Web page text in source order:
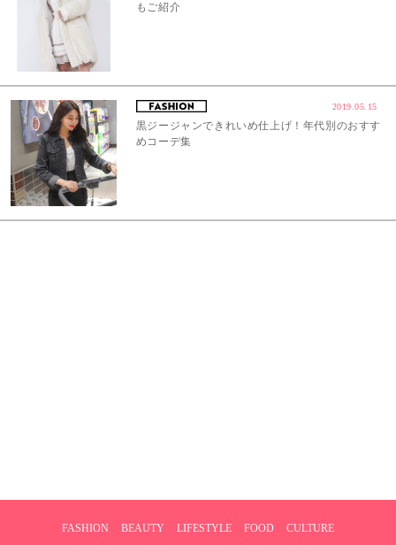
もご紹介
2019.05.15
黒ジージャンできれいめ仕上げ！年代別のおすす
めコーデ集
FASHION BEAUTY LIFESTYLE FOOD CULTURE